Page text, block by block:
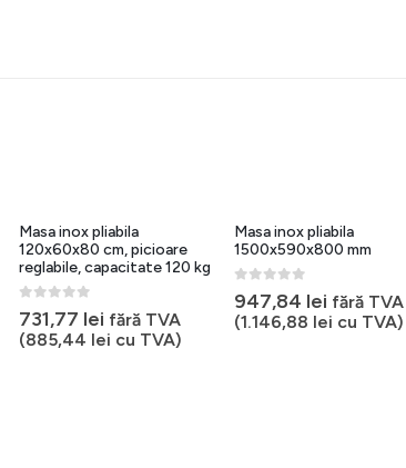
Masa inox pliabila
120x60x80 cm, picioare
reglabile, capacitate 120 kg
731,77 lei fără TVA
(885,44 lei cu TVA)
Masa inox pliabila
1500x590x800 mm
947,84 lei fără TVA
(1.146,88 lei cu TVA)